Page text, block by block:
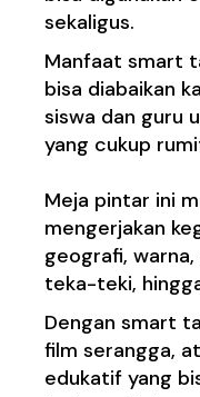
sekaligus.
Manfaat smart
bisa diabaikan
siswa dan guru
yang cukup
Meja pintar ini
mengerjakan
geografi, warna,
teka-teki,
Dengan smart
film serangga,
edukatif yang